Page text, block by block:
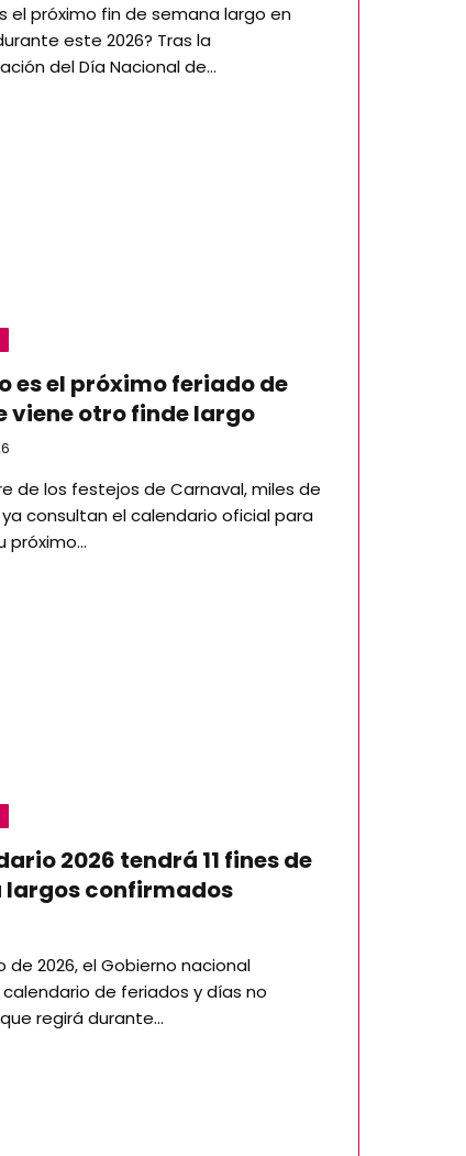
el próximo fin de semana largo en
este 2026? Tras la
del Día Nacional de…
es el próximo feriado de
viene otro finde largo
de los festejos de Carnaval, miles de
consultan el calendario oficial para
próximo…
2026 tendrá 11 fines de
largos confirmados
de 2026, el Gobierno nacional
de feriados y días no
regirá durante…